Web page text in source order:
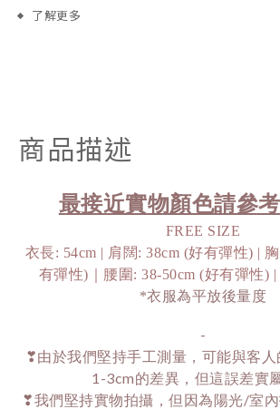
了解更多
商品描述
最接近實物顏色請參考
FREE SIZE
衣長: 54cm | 肩闊: 38cm (好有彈性) |
有彈性)｜腰圍: 38-50cm (好有彈性)
*衣服為平放後量度
-
❣由於我們堅持手工測量，可能與客
1-3cm的差異，但這誤差實
❣我們堅持實物拍攝，但因為陽光/室